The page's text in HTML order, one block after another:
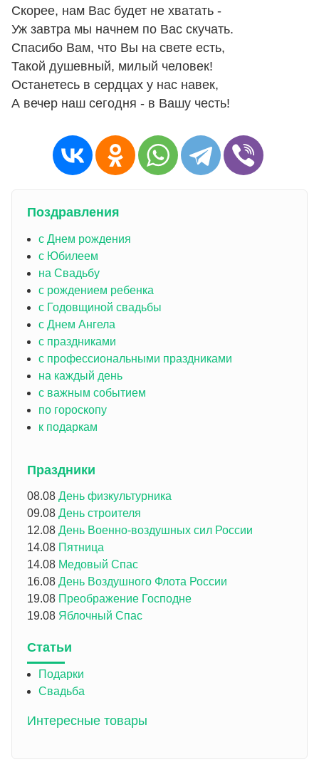
Скорее, нам Вас будет не хватать -
Уж завтра мы начнем по Вас скучать.
Спасибо Вам, что Вы на свете есть,
Такой душевный, милый человек!
Останетесь в сердцах у нас навек,
А вечер наш сегодня - в Вашу честь!
Поздравления
с Днем рождения
с Юбилеем
на Свадьбу
с рождением ребенка
с Годовщиной свадьбы
с Днем Ангела
с праздниками
с профессиональными праздниками
на каждый день
с важным событием
по гороскопу
к подаркам
Праздники
08.08 День физкультурника
09.08 День строителя
12.08 День Военно-воздушных сил России
14.08 Пятница
14.08 Медовый Спас
16.08 День Воздушного Флота России
19.08 Преображение Господне
19.08 Яблочный Спас
Статьи
Подарки
Свадьба
Интересные товары